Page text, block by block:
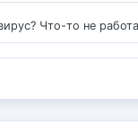
Что-то не